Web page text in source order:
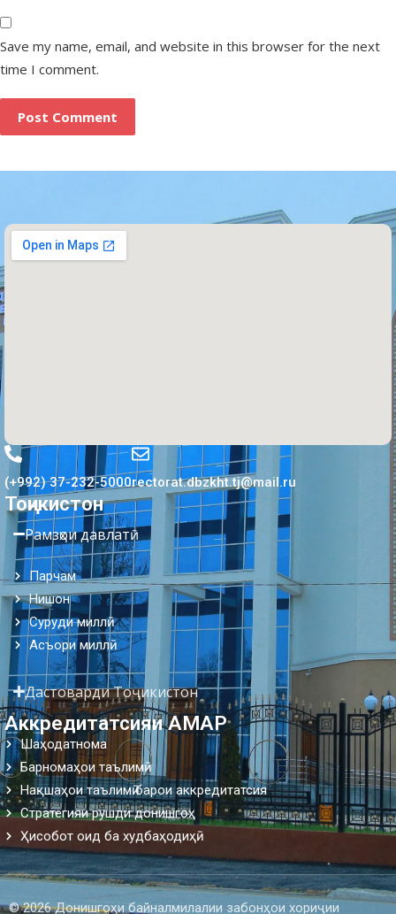
Save my name, email, and website in this browser for the next
time I comment.
(+992) 37-232-5000rectorat.dbzkht.tj@mail.ru
Тоҷикистон
Рамзҳои давлатӣ
Парчам
Нишон
Суруди миллӣ
Асъори миллӣ
Дастоварди Тоҷикистон
Аккредитатсияи АМАР
Шаҳодатнома
Барномаҳои таълимӣ
Нақшаҳои таълимӣ барои аккредитатсия
Стратегияи рушди донишгоҳ
Ҳисобот оид ба худбаҳодиҳӣ
© 2026 Донишгоҳи байналмилалии забонҳои хориҷии